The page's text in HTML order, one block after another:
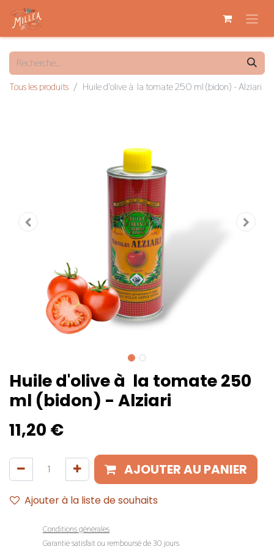
Tous les produits Huile d'olive à la tomate 250 ml (bidon) - Alziari
Huile d'olive à la tomate 250
ml (bidon) - Alziari
11,20 €
AJOUTER AU PANIER
Ajouter à la liste de souhaits
Conditions générales
Garantie satisfait ou remboursé de 30 jours